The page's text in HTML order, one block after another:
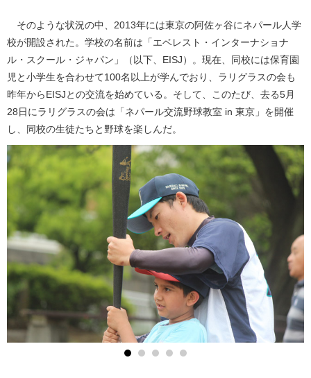
そのような状況の中、2013年には東京の阿佐ヶ谷にネパール人学
校が開設された。学校の名前は「エベレスト・インターナショナ
ル・スクール・ジャパン」（以下、EISJ）。現在、同校には保育園
児と小学生を合わせて100名以上が学んでおり、ラリグラスの会も
昨年からEISJとの交流を始めている。そして、このたび、去る5月
28日にラリグラスの会は「ネパール交流野球教室 in 東京」を開催
し、同校の生徒たちと野球を楽しんだ。